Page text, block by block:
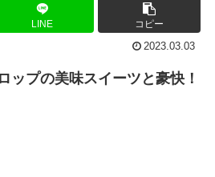
LINE コピー
2023.03.03
ップの美味スイーツと豪快！